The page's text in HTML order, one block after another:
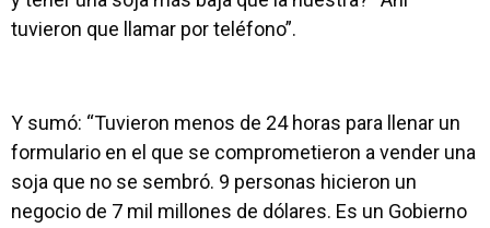
tuvieron que llamar por teléfono”.
Y sumó: “Tuvieron menos de 24 horas para llenar un
formulario en el que se comprometieron a vender una
soja que no se sembró. 9 personas hicieron un
negocio de 7 mil millones de dólares. Es un Gobierno